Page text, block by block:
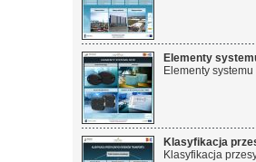
Elementy
Elementy systemu
Klasyfikacja
Klasyfikacja